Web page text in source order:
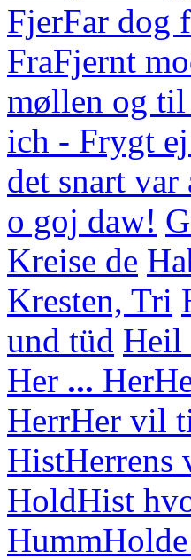
FjerFar dog
FraFjernt
møllen og
ich - Frygt
det snart var
o goj daw!
Kreise de
Kresten, Tri
und tüd Heil
Her ... Her
HerrHer vil
HistHerrens
HoldHist
Humm